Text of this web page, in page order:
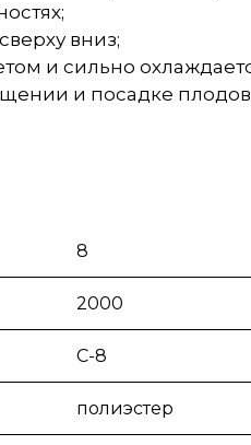
вниз;
и сильно
и посадке
8
2000
С-8
полиэстер